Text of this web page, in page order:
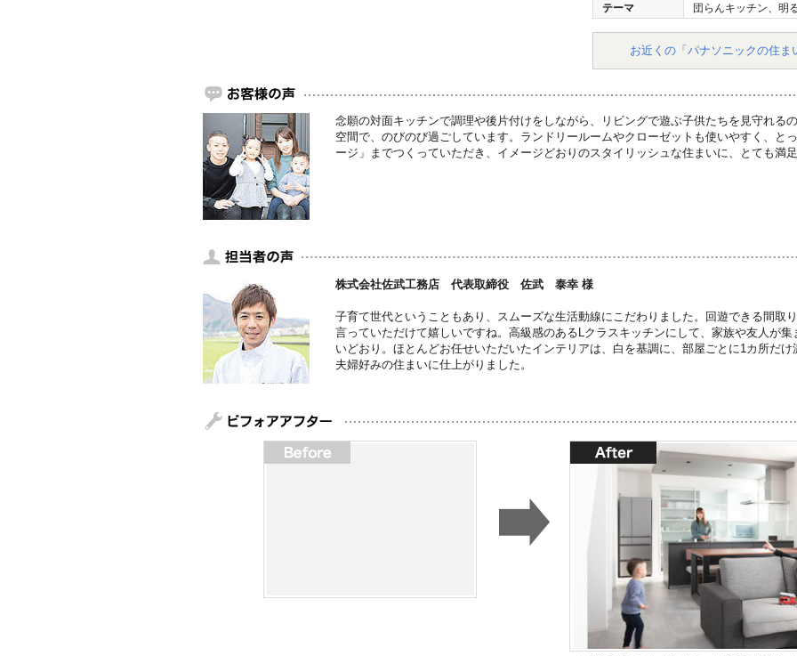
テーマ
団らんキッチン、明
お近くの「パナソニックの住
念願の対面キッチンで調理や後片付けをしながら、リビングで遊ぶ子供たちを見守れる
空間で、のびのび過ごしています。ランドリールームやクローゼットも使いやすく、と
ージ」までつくっていただき、イメージどおりのスタイリッシュな住まいに、とても満
株式会社佐武工務店 代表取締役 佐武 泰幸 様
子育て世代ということもあり、スムーズな生活動線にこだわりました。回遊できる間取
言っていただけて嬉しいですね。高級感のあるLクラスキッチンにして、家族や友人が
いどおり。ほとんどお任せいただいたインテリアは、白を基調に、部屋ごとに1カ所だ
夫婦好みの住まいに仕上がりました。